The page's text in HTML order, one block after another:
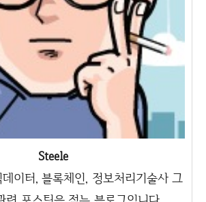
Steele
이터, 블록체인, 정보처리기술사 그